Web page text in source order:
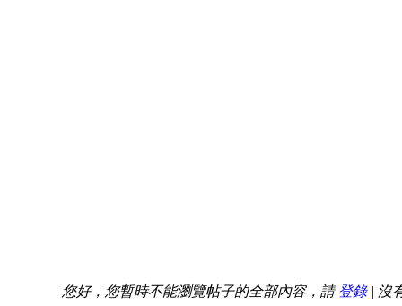
您好，您暫時不能瀏覽帖子的全部內容，請登錄| 沒